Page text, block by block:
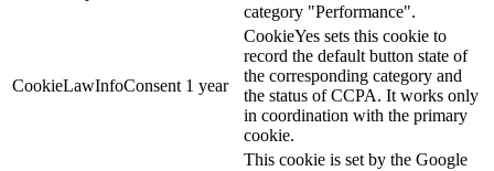
category "Performance".
CookieLawInfoConsent 1 year
CookieYes sets this cookie to
record the default button state of
the corresponding category and
the status of CCPA. It works only
in coordination with the primary
cookie.
This cookie is set by the Google